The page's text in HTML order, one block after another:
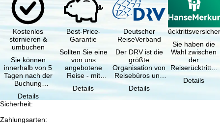
Kostenlos
stornieren &
umbuchen
Sie können
innerhalb von 5
Tagen nach der
Buchung
zurücktreten, …
Details
Best-Price-
Garantie
Sollten Sie eine
von uns
angebotene
Reise - mit
Verfügbarkeit
und …
Details
Deutscher
ReiseVerband
Der DRV ist die
größte
Organisation von
Reisebüros und
Reiseveranstaltern
in …
Details
Sie haben die
Wahl zwischen
der
Reiserücktritts-
Versicherung
(inklusive …
Details
Sicherheit:
Zahlungsarten: